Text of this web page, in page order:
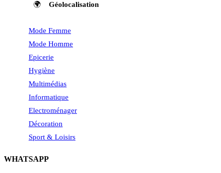
🌍 Géolocalisation
Mode Femme
Mode Homme
Epicerie
Hygiène
Multimédias
Informatique
Electroménager
Décoration
Sport & Loisirs
WHATSAPP